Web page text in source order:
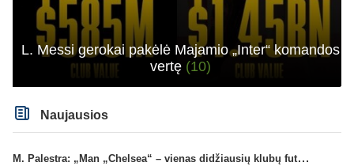
L. Messi gerokai pakėlė Majamio „Inter“ komandos
vertę (10)
Naujausios
M. Palestra: „Man „Chelsea“ – vienas didžiausių klubų futbole“